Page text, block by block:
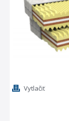
Vytlačiť